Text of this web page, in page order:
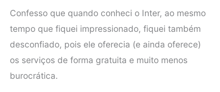
Confesso que quando conheci o Inter, ao mesmo
tempo que fiquei impressionado, fiquei também
desconfiado, pois ele oferecia (e ainda oferece)
os serviços de forma gratuita e muito menos
burocrática.